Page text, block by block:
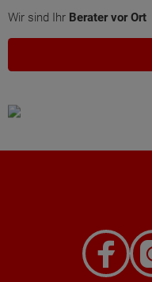
Wir sind Ihr Berater vor Ort